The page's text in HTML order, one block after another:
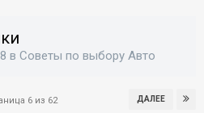
в Советы по выбору Авто
ДАЛЕЕ
6 из 62